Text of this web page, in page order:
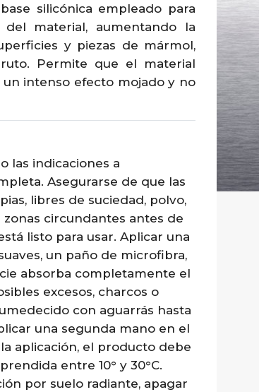
silicónica empleado para
material, aumentando la
y piezas de mármol,
Permite que el material
intenso efecto mojado y no
las indicaciones a
Asegurarse de que las
libres de suciedad, polvo,
circundantes antes de
listo para usar. Aplicar una
un paño de microfibra,
absorba completamente el
excesos, charcos o
con aguarrás hasta
una segunda mano en el
aplicación, el producto debe
entre 10° y 30°C.
por suelo radiante, apagar